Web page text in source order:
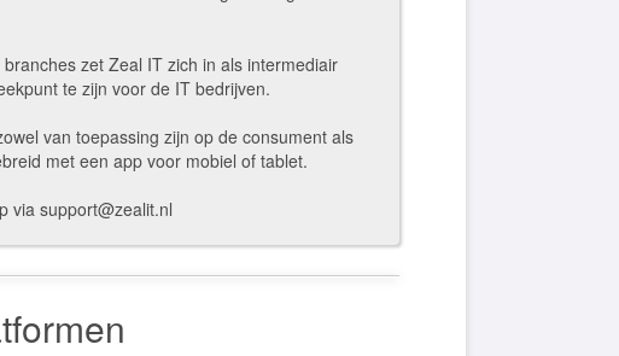
zet Zeal IT zich in als intermediair
te zijn voor de IT bedrijven.
van toepassing zijn op de consument als
met een app voor mobiel of tablet.
via support@zealit.nl